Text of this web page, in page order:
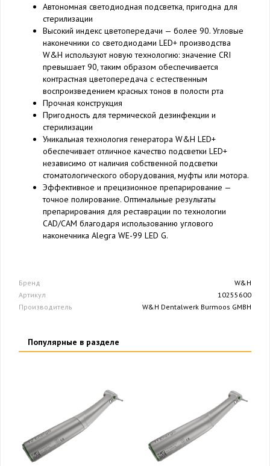
Автономная светодиодная подсветка, пригодна для
стерилизации
Высокий индекс цветопередачи — более 90. Угловые
наконечники со светодиодами LED+ производства
W&H используют новую технологию: значение CRI
превышает 90, таким образом обеспечивается
контрастная цветопередача с естественным
воспроизведением красных тонов в полости рта
Прочная конструкция
Пригодность для термической дезинфекции и
стерилизации
Уникальная технология генератора W&H LED+
обеспечивает отличное качество подсветки LED+
независимо от наличия собственной подсветки
стоматологического оборудования, муфты или мотора.
Эффективное и прецизионное препарирование —
точное полирование. Оптимальные результаты
препарирования для реставрации по технологии
CAD/CAM благодаря использованию углового
наконечника Alegra WE-99 LED G.
Бренд
W&H
Артикул
10255600
Производитель
W&H Dentalwerk Burmoos GMBH
Популярные в разделе